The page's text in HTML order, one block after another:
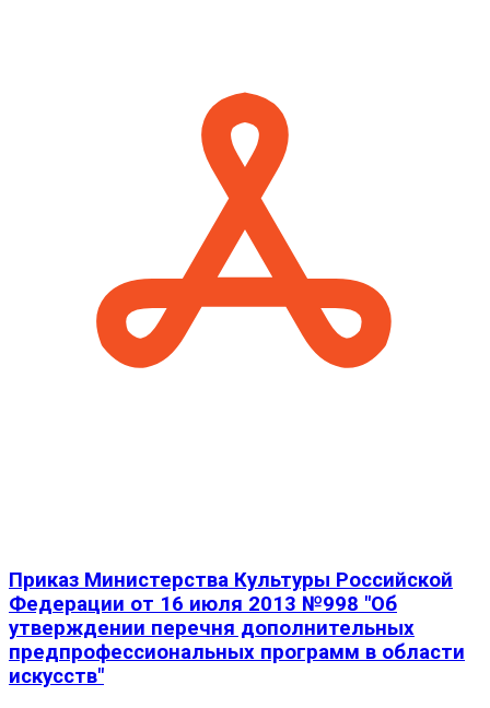
Приказ Министерства Культуры Российской
Федерации от 16 июля 2013 №998 "Об
утверждении перечня дополнительных
предпрофессиональных программ в области
искусств"